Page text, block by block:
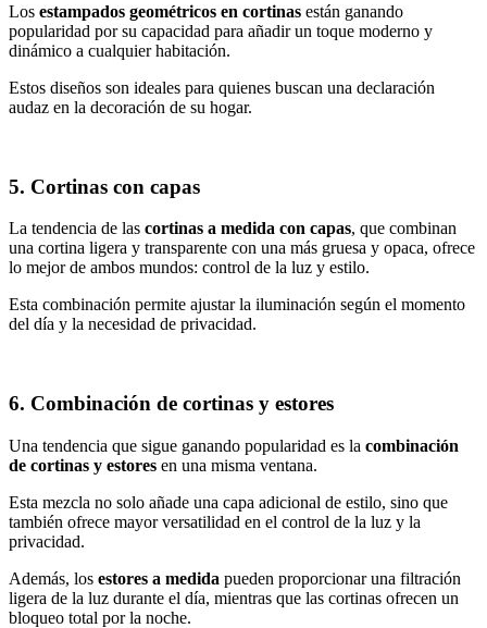
Los estampados geométricos en cortinas están ganando
popularidad por su capacidad para añadir un toque moderno y
dinámico a cualquier habitación.
Estos diseños son ideales para quienes buscan una declaración
audaz en la decoración de su hogar.
5. Cortinas con capas
La tendencia de las cortinas a medida con capas, que combinan
una cortina ligera y transparente con una más gruesa y opaca, ofrece
lo mejor de ambos mundos: control de la luz y estilo.
Esta combinación permite ajustar la iluminación según el momento
del día y la necesidad de privacidad.
6. Combinación de cortinas y estores
Una tendencia que sigue ganando popularidad es la combinación
de cortinas y estores en una misma ventana.
Esta mezcla no solo añade una capa adicional de estilo, sino que
también ofrece mayor versatilidad en el control de la luz y la
privacidad.
Además, los estores a medida pueden proporcionar una filtración
ligera de la luz durante el día, mientras que las cortinas ofrecen un
bloqueo total por la noche.